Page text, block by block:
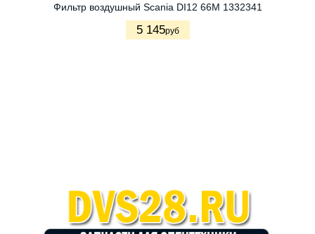
Фильтр воздушный Scania DI12 66M 1332341
5 145руб